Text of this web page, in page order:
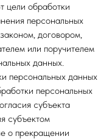
цели обработки
персональных
договором,
или поручителем
данных.
персональных данных
персональных
субъекта
субъектом
о прекращении